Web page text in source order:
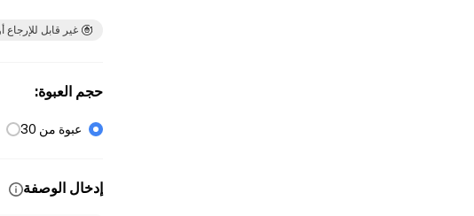
غير قابل للإرجاع
حجم العبوة:
عبوة من 30
إدخال الوصفة